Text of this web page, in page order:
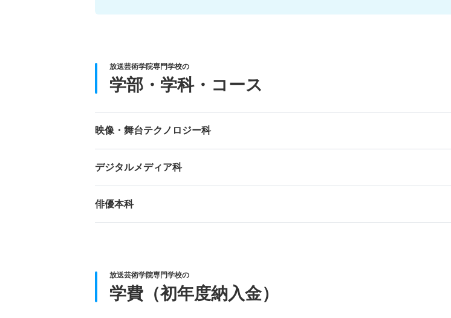
放送芸術学院専門学校の
学部・学科・コース
映像・舞台テクノロジー科
デジタルメディア科
俳優本科
放送芸術学院専門学校の
学費（初年度納入金）